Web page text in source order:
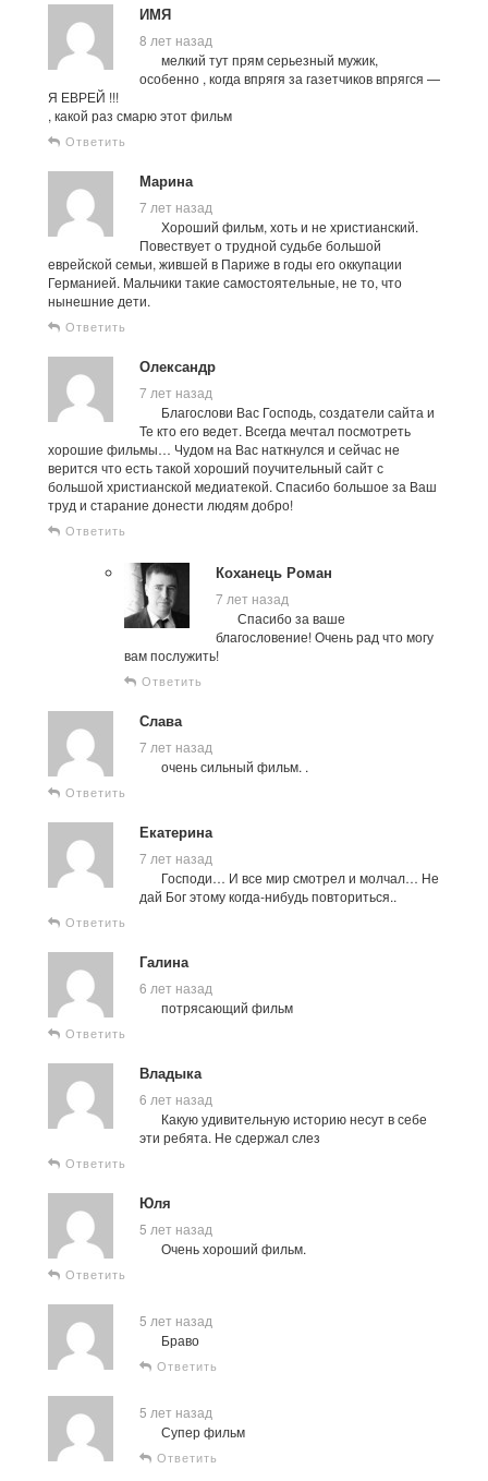
ИМЯ
8 лет назад
мелкий тут прям серьезный мужик,
особенно , когда впрягя за газетчиков впрягся —
Я ЕВРЕЙ !!!
, какой раз смарю этот фильм
Ответить
Марина
7 лет назад
Хороший фильм, хоть и не христианский.
Повествует о трудной судьбе большой
еврейской семьи, жившей в Париже в годы его оккупации
Германией. Мальчики такие самостоятельные, не то, что
нынешние дети.
Ответить
Олександр
7 лет назад
Благослови Вас Господь, создатели сайта и
Те кто его ведет. Всегда мечтал посмотреть
хорошие фильмы… Чудом на Вас наткнулся и сейчас не
верится что есть такой хороший поучительный сайт с
большой христианской медиатекой. Спасибо большое за Ваш
труд и старание донести людям добро!
Ответить
Коханець Роман
7 лет назад
Спасибо за ваше
благословение! Очень рад что могу
вам послужить!
Ответить
Слава
7 лет назад
очень сильный фильм. .
Ответить
Екатерина
7 лет назад
Господи… И все мир смотрел и молчал… Не
дай Бог этому когда-нибудь повториться..
Ответить
Галина
6 лет назад
потрясающий фильм
Ответить
Владыка
6 лет назад
Какую удивительную историю несут в себе
эти ребята. Не сдержал слез
Ответить
Юля
5 лет назад
Очень хороший фильм.
Ответить
5 лет назад
Браво
Ответить
5 лет назад
Супер фильм
Ответить